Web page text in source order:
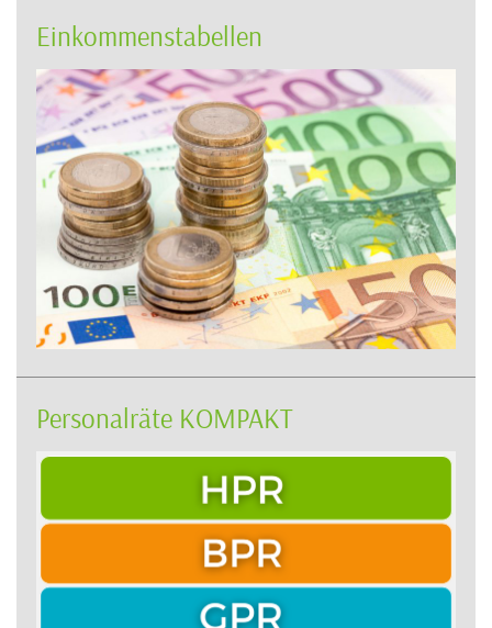
Einkommenstabellen
Personalräte KOMPAKT